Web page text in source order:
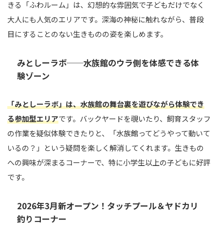
きる「ふわルーム」は、幻想的な雰囲気で子どもだけでなく
大人にも人気のエリアです。深海の神秘に触れながら、普段
目にすることのない生きものの姿を楽しめます。
みとしーラボ──水族館のウラ側を体感できる体
験ゾーン
「みとしーラボ」は、水族館の舞台裏を遊びながら体験でき
る参加型エリアです。バックヤードを覗いたり、飼育スタッフ
の作業を疑似体験できたりと、「水族館ってどうやって動いて
いるの？」という疑問を楽しく解消してくれます。生きもの
への興味が深まるコーナーで、特に小学生以上の子どもに好評
です。
2026年3月新オープン！タッチプール＆ヤドカリ
釣りコーナー